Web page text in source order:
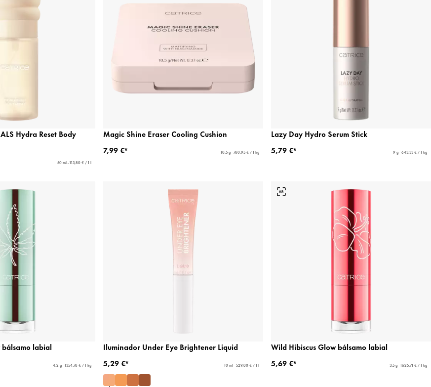
Hydra Reset Body
50 ml - 113,80 € / 1 l
Magic Shine Eraser Cooling Cushion
7,99 €*
10,5 g - 760,95 € / 1 kg
Lazy Day Hydro Serum Stick
5,79 €*
9 g - 643,33 € / 1 kg
labial
4,2 g - 1354,76 € / 1 kg
Iluminador Under Eye Brightener Liquid
5,29 €*
10 ml - 529,00 € / 1 l
Wild Hibiscus Glow bálsamo labial
5,69 €*
3,5 g - 1625,71 € / 1 kg